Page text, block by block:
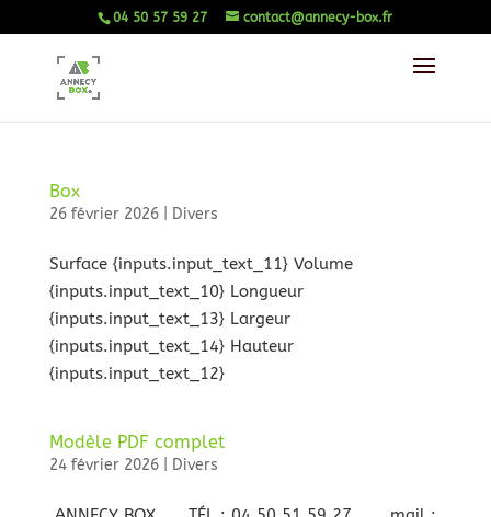
04 50 57 59 27 contact@annecy-box.fr
Box
26 février 2026| Divers
Surface {inputs.input_text_11} Volume
{inputs.input_text_10} Longueur
{inputs.input_text_13} Largeur
{inputs.input_text_14} Hauteur
{inputs.input_text_12}
Modèle PDF complet
24 février 2026| Divers